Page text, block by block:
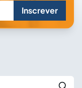
Inscrever